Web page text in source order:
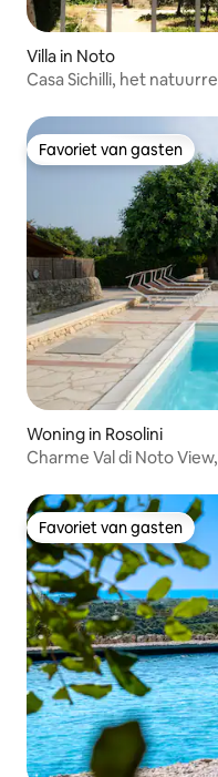
Villa in Noto
Casa Sichilli, het
Favoriet van gasten
Favoriet van gasten
Woning in Rosolini
Charme Val di Noto
Favoriet van gasten
Favoriet van gasten